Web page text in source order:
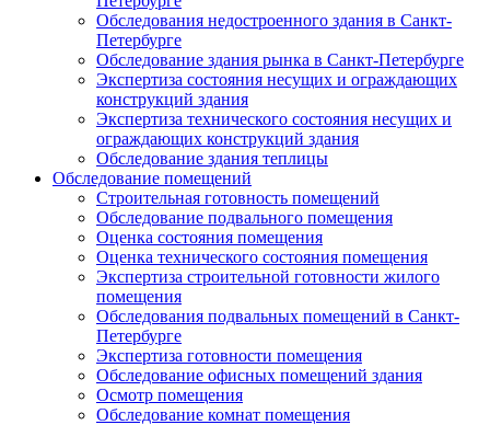
Обследования недостроенного здания в Санкт-
Петербурге
Обследование здания рынка в Санкт-Петербурге
Экспертиза состояния несущих и ограждающих
конструкций здания
Экспертиза технического состояния несущих и
ограждающих конструкций здания
Обследование здания теплицы
Обследование помещений
Строительная готовность помещений
Обследование подвального помещения
Оценка состояния помещения
Оценка технического состояния помещения
Экспертиза строительной готовности жилого
помещения
Обследования подвальных помещений в Санкт-
Петербурге
Экспертиза готовности помещения
Обследование офисных помещений здания
Осмотр помещения
Обследование комнат помещения